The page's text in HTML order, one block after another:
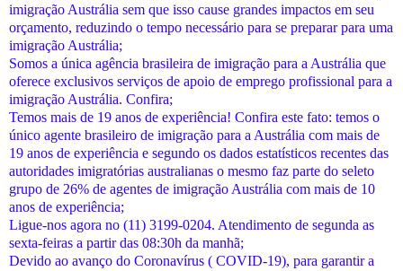
imigração Austrália sem que isso cause grandes impactos em seu
orçamento, reduzindo o tempo necessário para se preparar para uma
imigração Austrália;
Somos a única agência brasileira de imigração para a Austrália que
oferece exclusivos serviços de apoio de emprego profissional para a
imigração Austrália. Confira;
Temos mais de 19 anos de experiência! Confira este fato: temos o
único agente brasileiro de imigração para a Austrália com mais de
19 anos de experiência e segundo os dados estatísticos recentes das
autoridades imigratórias australianas o mesmo faz parte do seleto
grupo de 26% de agentes de imigração Austrália com mais de 10
anos de experiência;
Ligue-nos agora no (11) 3199-0204. Atendimento de segunda as
sexta-feiras a partir das 08:30h da manhã;
Devido ao avanço do Coronavírus ( COVID-19), para garantir a